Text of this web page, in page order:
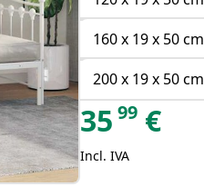
Rosa
160 x 19 x 50 cm
200 x 19 x 50 cm
35 99 €
Incl. IVA